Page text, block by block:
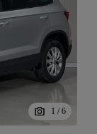
1 / 6